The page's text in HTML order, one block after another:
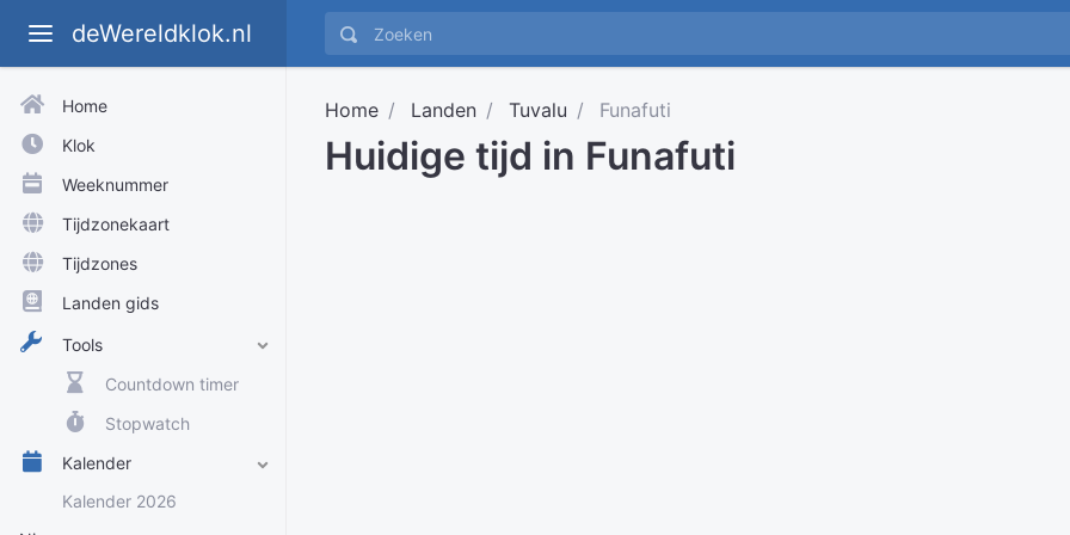
deWereldklok.nl
Home
Klok
Weeknummer
Tijdzonekaart
Tijdzones
Landen gids
Tools
Countdown timer
Stopwatch
Kalender
Kalender 2026
Home Landen Tuvalu Funafuti
Huidige tijd in Funafuti